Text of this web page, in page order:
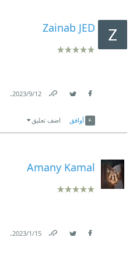
Zainab JED
12‏/9‏/2023
.
أوافق اضف تعليق
Amany Kamal
15‏/1‏/2023
.